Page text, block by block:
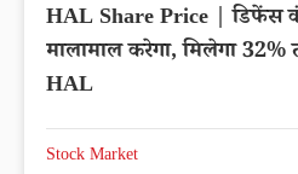
HAL Share Price | डिफेंस
मालामाल करेगा, मिलेगा 32%
HAL
Stock Market